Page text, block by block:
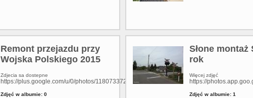
Remont przejazdu przy
Wojska Polskiego 2015
Zdjecia sa dostepne
https://plus.google.com/u/0/photos/118073372824682706200/albums/
Zdjęć w albumie: 0
Słone montaż
rok
Więcej zdjęć
https://
Zdjęć w albumie: 1